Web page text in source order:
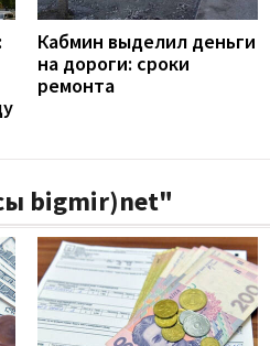
Кабмин выделил деньги
на дороги: сроки
ремонта
bigmir)net"